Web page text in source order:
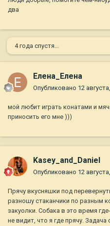
два
4 года спустя...
Елена_Елена
Опубликовано 12
мой любит играть конатами и
приносить его мне )))
Kasey_and_Daniel
Опубликовано 12
Прячу вкусняшки под
разношу стаканчики по разным
закуолки. Собака в это время
не видит, что я где прячу. Задача